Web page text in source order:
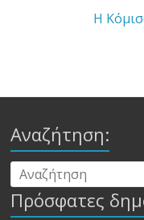
Η
Αναζήτηση:
Πρόσφατες